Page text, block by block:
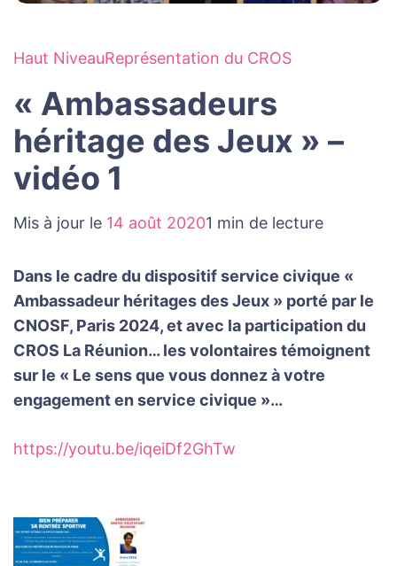
Haut NiveauReprésentation du CROS
« Ambassadeurs
héritage des Jeux » –
vidéo 1
Mis à jour le 14 août 20201 min de lecture
Dans le cadre du dispositif service civique «
Ambassadeur héritages des Jeux » porté par le
CNOSF, Paris 2024, et avec la participation du
CROS La Réunion… les volontaires témoignent
sur le « Le sens que vous donnez à votre
engagement en service civique »…
https://youtu.be/iqeiDf2GhTw
Navigation
des